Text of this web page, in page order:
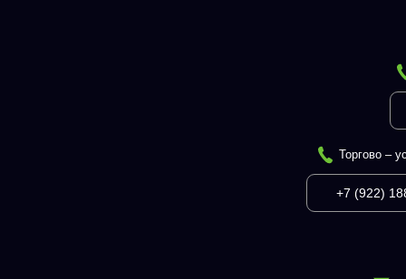
Торгово –
+7 (922)